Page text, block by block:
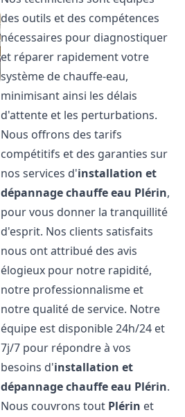
des outils et des compétences
nécessaires pour diagnostiquer
et réparer rapidement votre
système de chauffe-eau,
minimisant ainsi les délais
d'attente et les perturbations.
Nous offrons des tarifs
compétitifs et des garanties sur
nos services d'installation et
dépannage chauffe eau Plérin,
pour vous donner la tranquillité
d'esprit. Nos clients satisfaits
nous ont attribué des avis
élogieux pour notre rapidité,
notre professionnalisme et
notre qualité de service. Notre
équipe est disponible 24h/24 et
7j/7 pour répondre à vos
besoins d'installation et
dépannage chauffe eau Plérin.
Nous couvrons tout Plérin et